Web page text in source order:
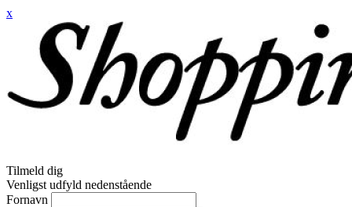
x
Tilmeld dig
Venligst udfyld nedenstående
Fornavn